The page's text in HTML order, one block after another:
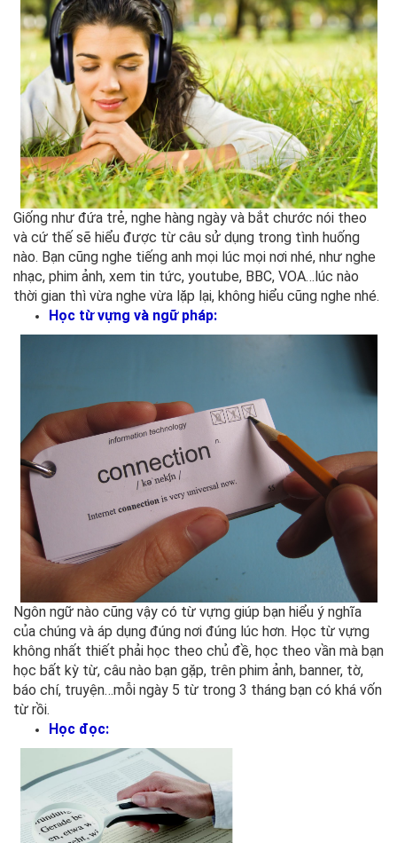
Giống như đứa trẻ, nghe hàng ngày và bắt chước nói theo
và cứ thế sẽ hiểu được từ câu sử dụng trong tình huống
nào. Bạn cũng nghe tiếng anh mọi lúc mọi nơi nhé, như nghe
nhạc, phim ảnh, xem tin tức, youtube, BBC, VOA…lúc nào
thời gian thì vừa nghe vừa lặp lại, không hiểu cũng nghe nhé.
Học từ vựng và ngữ pháp:
Ngôn ngữ nào cũng vậy có từ vựng giúp bạn hiểu ý nghĩa
của chúng và áp dụng đúng nơi đúng lúc hơn. Học từ vựng
không nhất thiết phải học theo chủ đề, học theo vần mà bạn
học bất kỳ từ, câu nào bạn gặp, trên phim ảnh, banner, tờ,
báo chí, truyện…mỗi ngày 5 từ trong 3 tháng bạn có khá vốn
từ rồi.
Học đọc: